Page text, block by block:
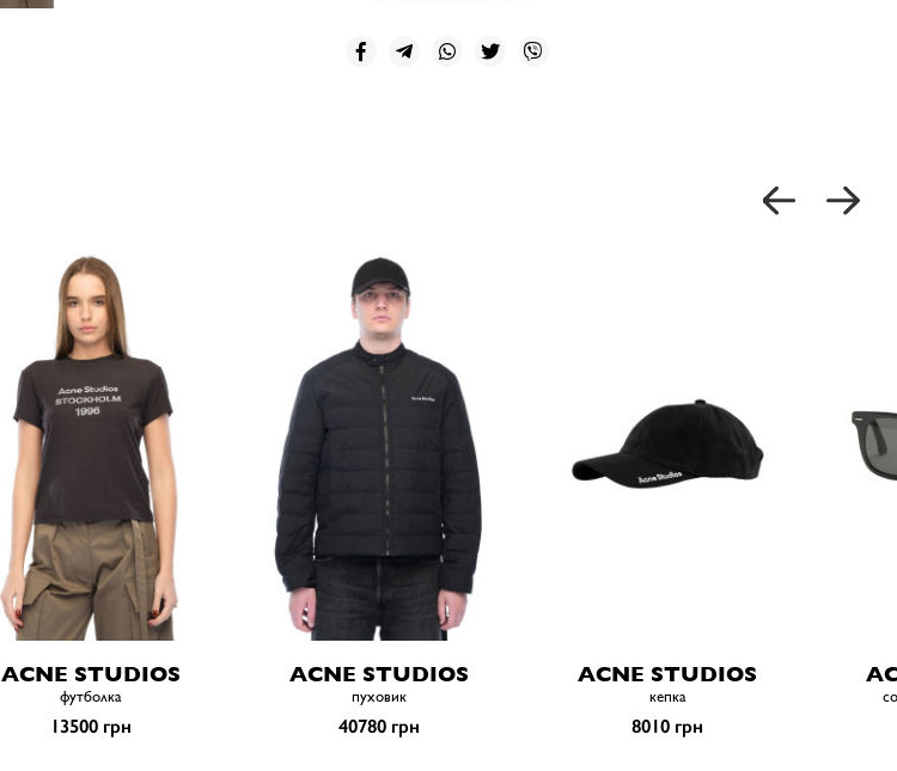
ACNE STUDIOS
футболка
13500 грн
ACNE STUDIOS
пуховик
40780 грн
ACNE STUDIOS
кепка
8010 грн